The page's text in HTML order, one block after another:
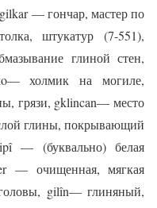
gilkar — гончар, мастер по
штукатур (7-551),
глиной стен,
— холмик на могиле,
грязи, gklincan— место
глины, покрывающий
î — (буквально) белая
— очищенная, мягкая
gilîn— глиняный,